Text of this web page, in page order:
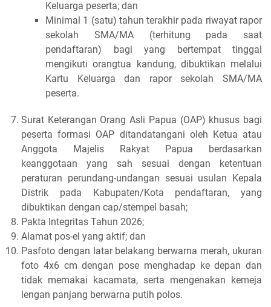
Keluarga peserta; dan
Minimal 1 (satu) tahun terakhir pada riwayat rapor
sekolah SMA/MA (terhitung pada saat
pendaftaran) bagi yang bertempat tinggal
mengikuti orangtua kandung, dibuktikan melalui
Kartu Keluarga dan rapor sekolah SMA/MA
peserta.
Surat Keterangan Orang Asli Papua (OAP) khusus bagi
peserta formasi OAP ditandatangani oleh Ketua atau
Anggota Majelis Rakyat Papua berdasarkan
keanggotaan yang sah sesuai dengan ketentuan
peraturan perundang-undangan sesuai usulan Kepala
Distrik pada Kabupaten/Kota pendaftaran, yang
dibuktikan dengan cap/stempel basah;
Pakta Integritas Tahun 2026;
Alamat pos-el yang aktif; dan
Pasfoto dengan latar belakang berwarna merah, ukuran
foto 4x6 cm dengan pose menghadap ke depan dan
tidak memakai kacamata, serta mengenakan kemeja
lengan panjang berwarna putih polos.